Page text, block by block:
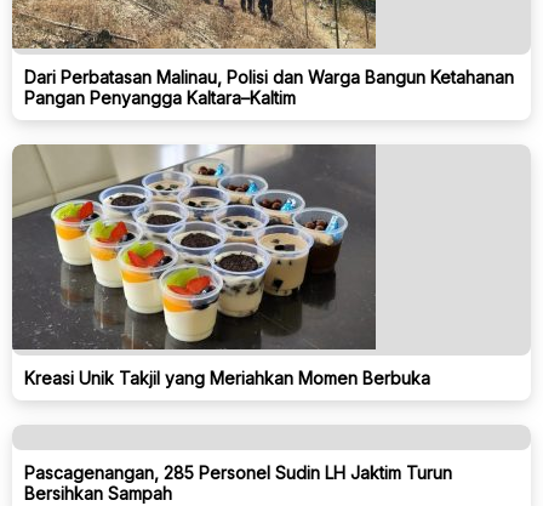
Dari Perbatasan Malinau, Polisi dan Warga Bangun Ketahanan
Pangan Penyangga Kaltara–Kaltim
Kreasi Unik Takjil yang Meriahkan Momen Berbuka
Pascagenangan, 285 Personel Sudin LH Jaktim Turun
Bersihkan Sampah